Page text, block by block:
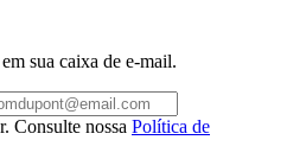
sua caixa de e-mail.
Consulte nossa Política de